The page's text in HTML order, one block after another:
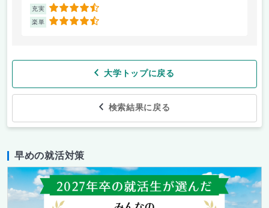
充実 4.5
楽単 4.5
大学トップに戻る
検索結果に戻る
早めの就活対策